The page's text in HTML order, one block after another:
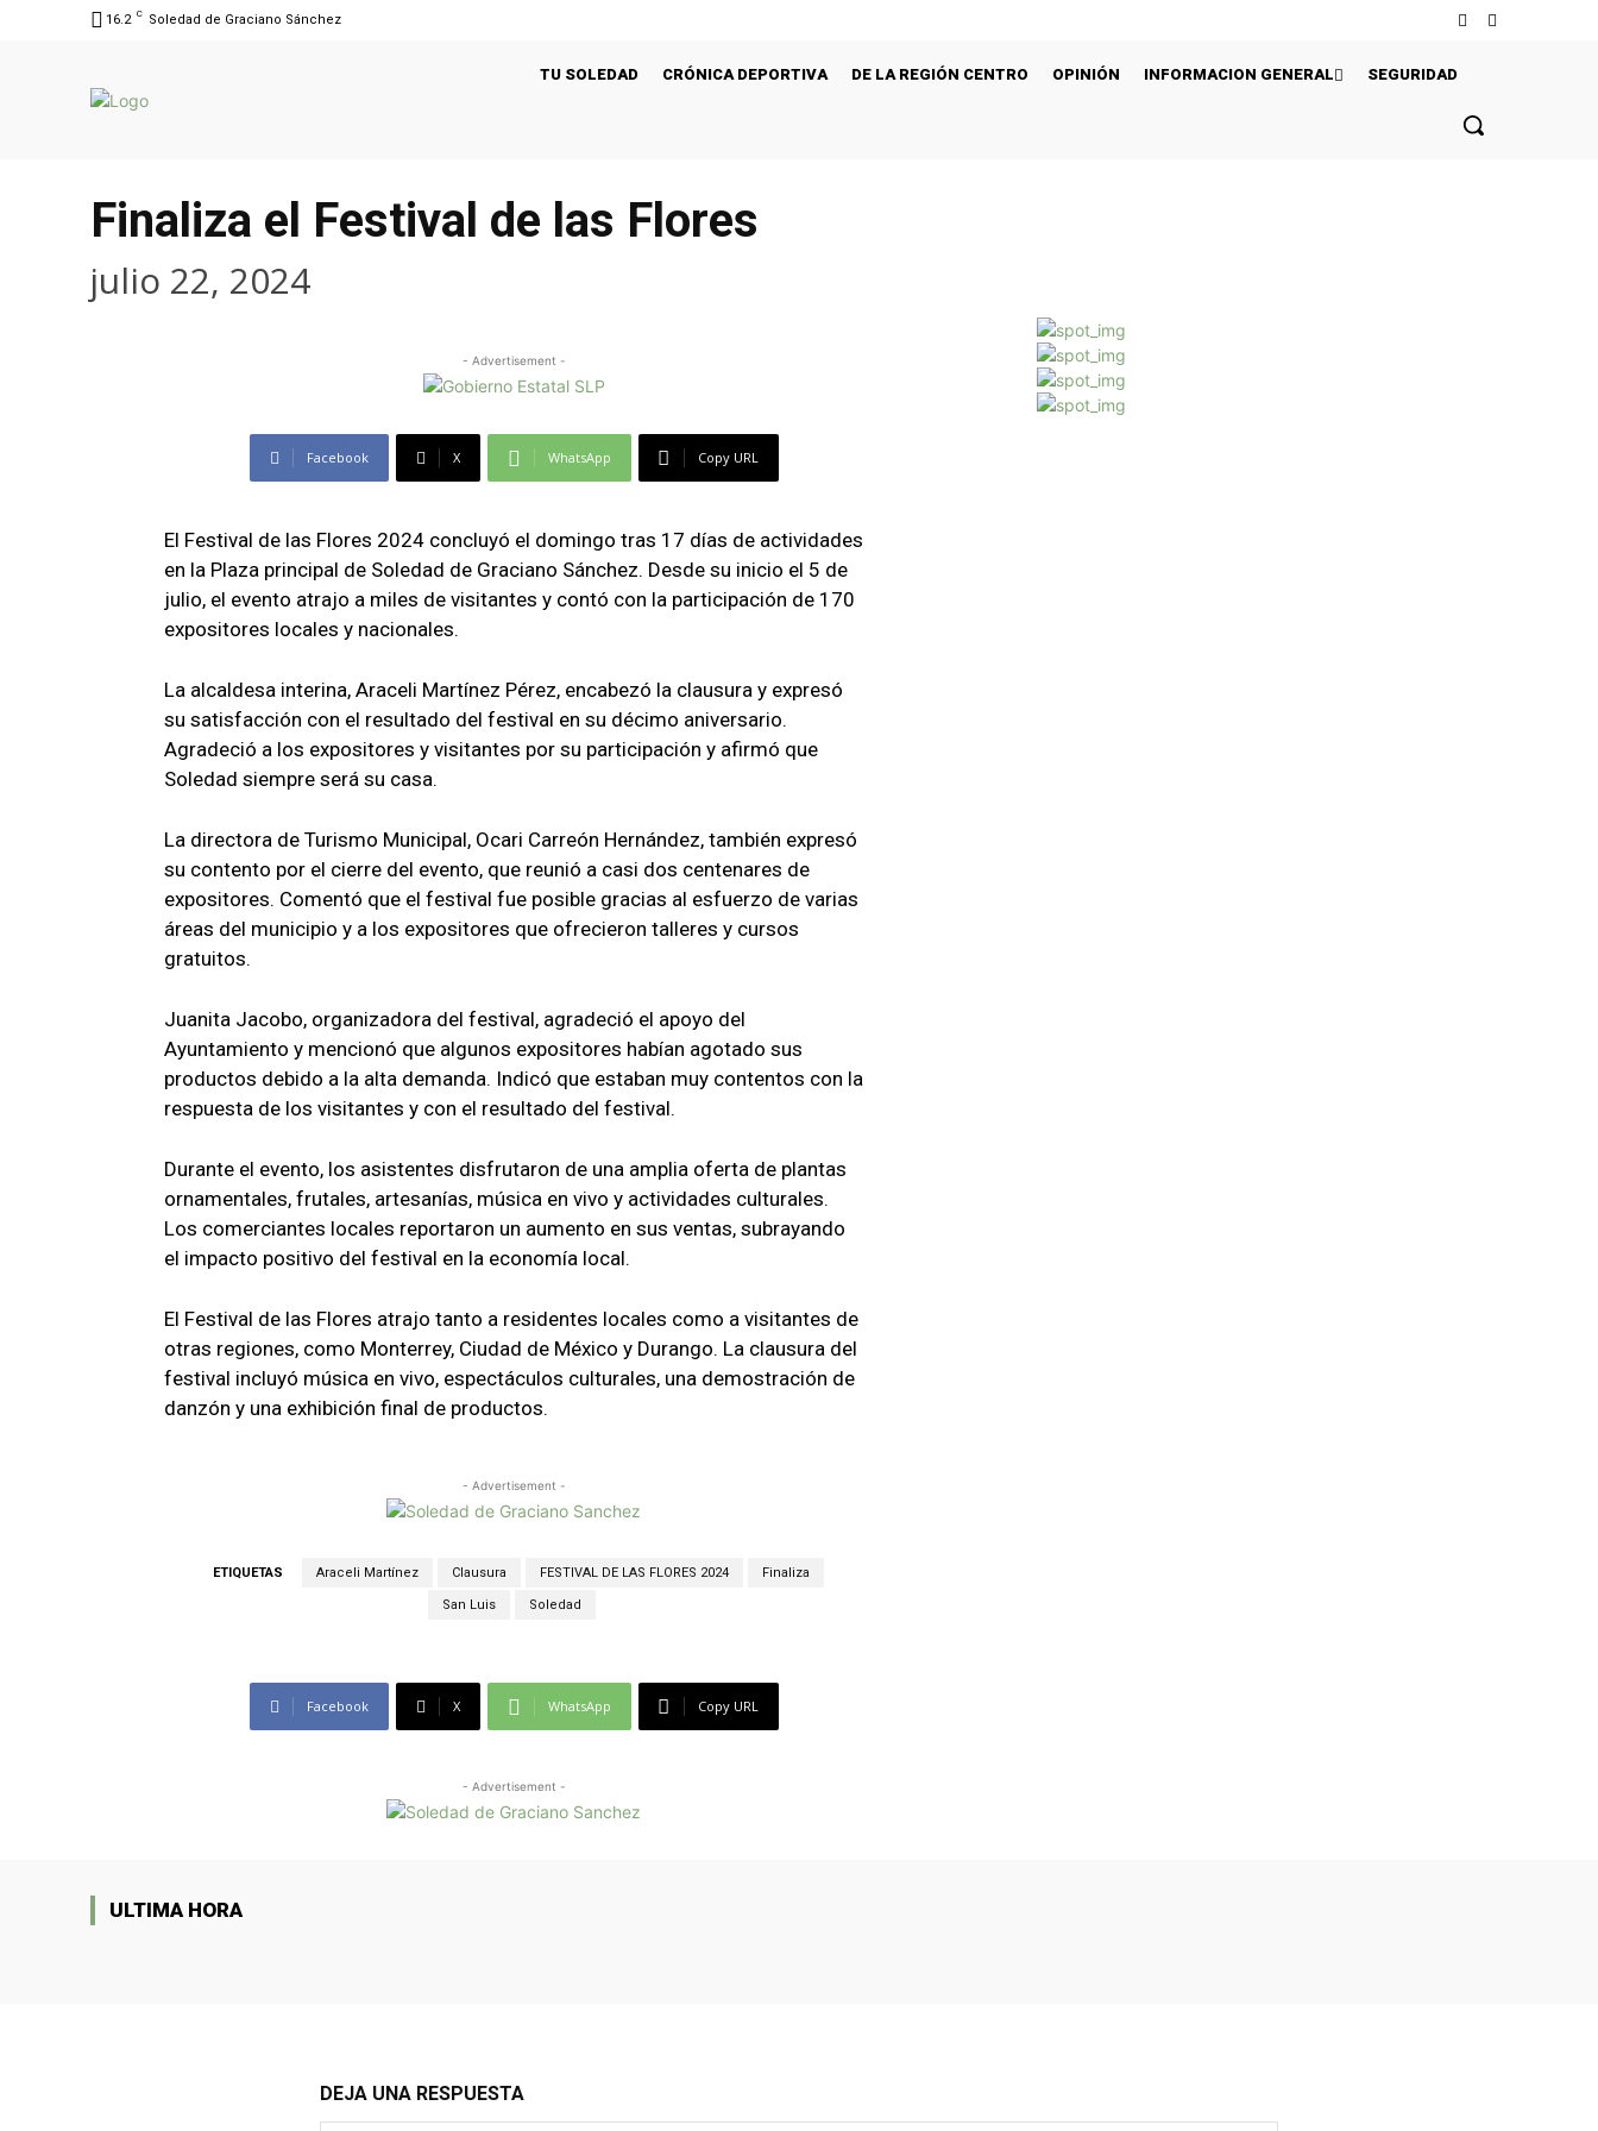
16.2 C Soledad de Graciano Sánchez
TU SOLEDAD CRÓNICA DEPORTIVA DE LA REGIÓN CENTRO OPINIÓN INFORMACION GENERAL SEGURIDAD
Finaliza el Festival de las Flores
julio 22, 2024
- Advertisement -
Facebook X WhatsApp Copy URL
El Festival de las Flores 2024 concluyó el domingo tras 17 días de actividades
en la Plaza principal de Soledad de Graciano Sánchez. Desde su inicio el 5 de
julio, el evento atrajo a miles de visitantes y contó con la participación de 170
expositores locales y nacionales.
La alcaldesa interina, Araceli Martínez Pérez, encabezó la clausura y expresó
su satisfacción con el resultado del festival en su décimo aniversario.
Agradeció a los expositores y visitantes por su participación y afirmó que
Soledad siempre será su casa.
La directora de Turismo Municipal, Ocari Carreón Hernández, también expresó
su contento por el cierre del evento, que reunió a casi dos centenares de
expositores. Comentó que el festival fue posible gracias al esfuerzo de varias
áreas del municipio y a los expositores que ofrecieron talleres y cursos
gratuitos.
Juanita Jacobo, organizadora del festival, agradeció el apoyo del
Ayuntamiento y mencionó que algunos expositores habían agotado sus
productos debido a la alta demanda. Indicó que estaban muy contentos con la
respuesta de los visitantes y con el resultado del festival.
Durante el evento, los asistentes disfrutaron de una amplia oferta de plantas
ornamentales, frutales, artesanías, música en vivo y actividades culturales.
Los comerciantes locales reportaron un aumento en sus ventas, subrayando
el impacto positivo del festival en la economía local.
El Festival de las Flores atrajo tanto a residentes locales como a visitantes de
otras regiones, como Monterrey, Ciudad de México y Durango. La clausura del
festival incluyó música en vivo, espectáculos culturales, una demostración de
danzón y una exhibición final de productos.
- Advertisement -
ETIQUETAS Araceli Martínez Clausura FESTIVAL DE LAS FLORES 2024 Finaliza
San Luis Soledad
Facebook X WhatsApp Copy URL
- Advertisement -
ULTIMA HORA
DEJA UNA RESPUESTA